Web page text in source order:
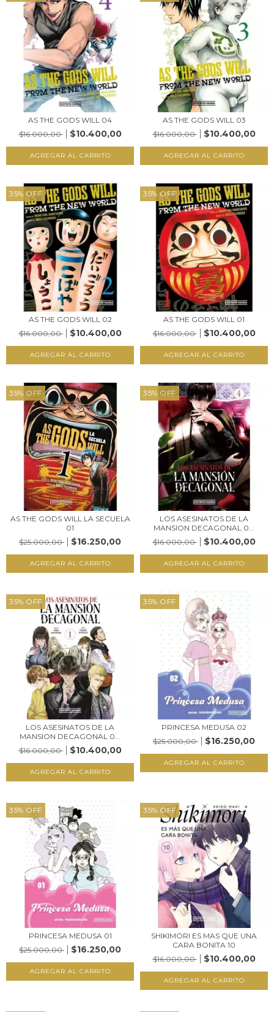
AS THE GODS WILL 04
$16.000,00
$10.400,00
AS THE GODS WILL 03
$16.000,00
$10.400,00
35% OFF
AS THE GODS WILL 02
$16.000,00
$10.400,00
35% OFF
AS THE GODS WILL 01
$16.000,00
$10.400,00
35% OFF
AS THE GODS WILL LA SECUELA
01
$25.000,00
$16.250,00
35% OFF
LOS ASESINATOS DE LA
MANSION DECAGONAL 0...
$16.000,00
$10.400,00
35% OFF
LOS ASESINATOS DE LA
MANSION DECAGONAL 0...
$16.000,00
$10.400,00
35% OFF
PRINCESA MEDUSA 02
$25.000,00
$16.250,00
35% OFF
PRINCESA MEDUSA 01
$25.000,00
$16.250,00
35% OFF
SHIKIMORI ES MAS QUE UNA
CARA BONITA 10
$16.000,00
$10.400,00